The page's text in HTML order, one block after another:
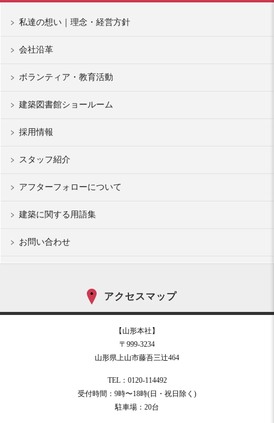
私達の想い｜理念・経営方針
会社沿革
ボランティア・教育活動
建築図書館ショールーム
採用情報
スタッフ紹介
アフターフォローについて
建築に関する用語集
お問い合わせ
アクセスマップ
【山形本社】
〒999-3234
山形県上山市藤吾三辻464
TEL：0120-114492
受付時間：9時〜18時(日・祝日除く)
駐車場：20台